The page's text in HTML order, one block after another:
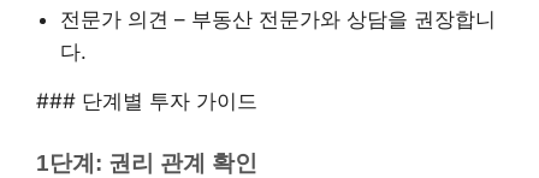
전문가 의견 – 부동산 전문가와 상담을 권장합니
다.
### 단계별 투자 가이드
1단계: 권리 관계 확인